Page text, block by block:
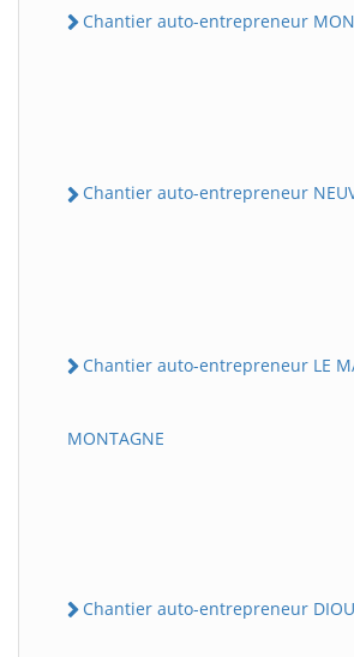
Chantier auto-entrepreneur
Chantier auto-entrepreneur
Chantier auto-entrepreneur LE
MONTAGNE
Chantier auto-entrepreneur DIOU